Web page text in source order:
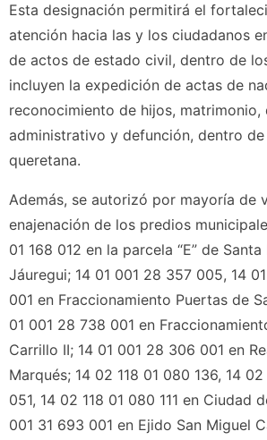
Esta designación permitirá el
atención hacia las y los ciudadanos
de actos de estado civil, dentro de
incluyen la expedición de actas de
reconocimiento de hijos, matrimonio,
administrativo y defunción, dentro
queretana.
Además, se autorizó por mayoría de
enajenación de los predios
01 168 012 en la parcela “E” de Santa
Jáuregui; 14 01 001 28 357 005, 14
001 en Fraccionamiento Puertas de
01 001 28 738 001 en
Carrillo II; 14 01 001 28 306 001 en
Marqués; 14 02 118 01 080 136, 14 02
051, 14 02 118 01 080 111 en Ciudad
001 31 693 001 en Ejido San Miguel